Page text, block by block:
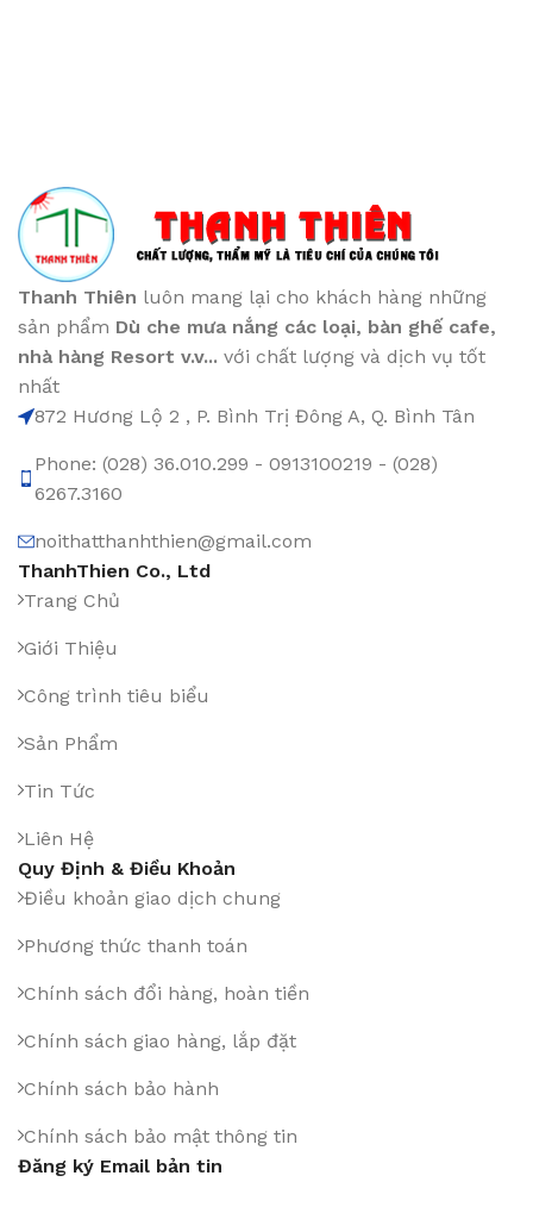
Thanh Thiên luôn mang lại cho khách hàng những
sản phẩm Dù che mưa nắng các loại, bàn ghế cafe,
nhà hàng Resort v.v... với chất lượng và dịch vụ tốt
nhất
872 Hương Lộ 2 , P. Bình Trị Đông A, Q. Bình Tân
Phone: (028) 36.010.299 - 0913100219 - (028)
6267.3160
noithatthanhthien@gmail.com
ThanhThien Co., Ltd
Trang Chủ
Giới Thiệu
Công trình tiêu biểu
Sản Phẩm
Tin Tức
Liên Hệ
Quy Định & Điều Khoản
Điều khoản giao dịch chung
Phương thức thanh toán
Chính sách đổi hàng, hoàn tiền
Chính sách giao hàng, lắp đặt
Chính sách bảo hành
Chính sách bảo mật thông tin
Đăng ký Email bản tin